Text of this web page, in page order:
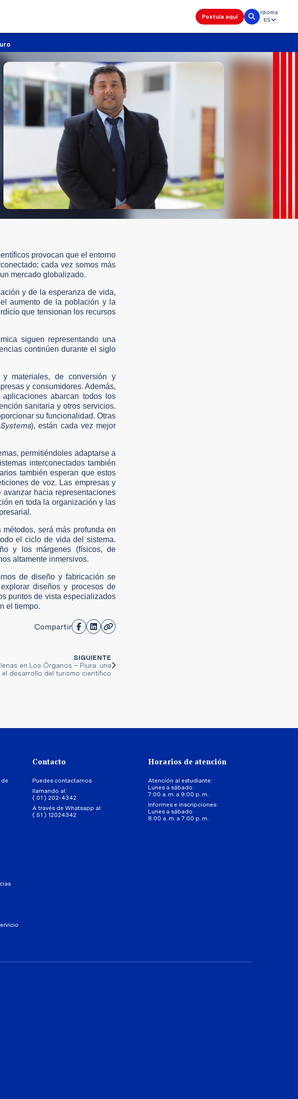
Postula aquí
Idioma
provocan que el entorno
cada vez somos más
mercado globalizado.
y de la esperanza de vida,
aumento de la población y la
que tensionan los recursos
siguen representando una
continúen durante el siglo
materiales, de conversión y
y consumidores. Además,
abarcan todos los
sanitaria y otros servicios.
su funcionalidad. Otras
), están cada vez mejor
permitiéndoles adaptarse a
interconectados también
también esperan que estos
de voz. Las empresas y
hacia representaciones
en toda la organización y las
será más profunda en
el ciclo de vida del sistema.
y los márgenes (físicos, de
altamente inmersivos.
de diseño y fabricación se
diseños y procesos de
puntos de vista especializados
el tiempo.
Compartir
SIGUIENTE
en Los Órganos – Piura: una
desarrollo del turismo científico
Contacto
Puedes contactarnos
llamando al:
( 01 ) 202-4342
A través de Whatsapp al:
( 51 ) 12024342
Horarios de atención
Atención al estudiante:
Lunes a sábado
7:00 a. m. a 9:00 p. m.
Informes e inscripciones:
Lunes a sábado
8:00 a. m. a 7:00 p. m.